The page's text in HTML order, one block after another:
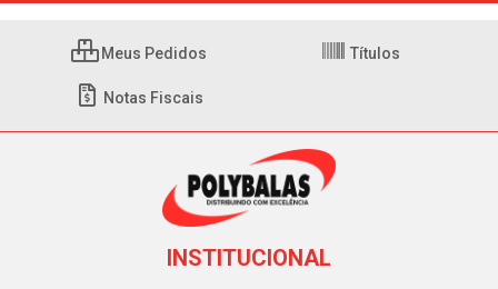
Meus Pedidos Títulos
Notas Fiscais
INSTITUCIONAL